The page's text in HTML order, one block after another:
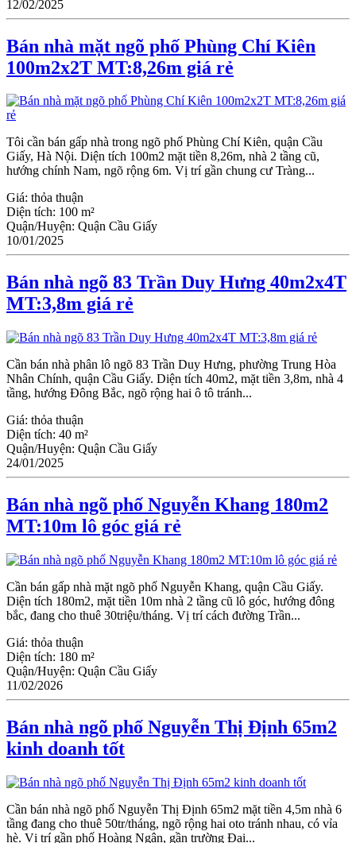
12/02/2025
Bán nhà mặt ngõ phố Phùng Chí Kiên
100m2x2T MT:8,26m giá rẻ
Tôi cần bán gấp nhà trong ngõ phố Phùng Chí Kiên, quận Cầu
Giấy, Hà Nội. Diện tích 100m2 mặt tiền 8,26m, nhà 2 tầng cũ,
hướng chính Nam, ngõ rộng 6m. Vị trí gần chung cư Tràng...
Giá: thỏa thuận
Diện tích: 100 m²
Quận/Huyện: Quận Cầu Giấy
10/01/2025
Bán nhà ngõ 83 Trần Duy Hưng 40m2x4T
MT:3,8m giá rẻ
Cần bán nhà phân lô ngõ 83 Trần Duy Hưng, phường Trung Hòa
Nhân Chính, quận Cầu Giấy. Diện tích 40m2, mặt tiền 3,8m, nhà 4
tầng, hướng Đông Bắc, ngõ rộng hai ô tô tránh...
Giá: thỏa thuận
Diện tích: 40 m²
Quận/Huyện: Quận Cầu Giấy
24/01/2025
Bán nhà ngõ phố Nguyễn Khang 180m2
MT:10m lô góc giá rẻ
Cần bán gấp nhà mặt ngõ phố Nguyễn Khang, quận Cầu Giấy.
Diện tích 180m2, mặt tiền 10m nhà 2 tầng cũ lô góc, hướng đông
bắc, đang cho thuê 30triệu/tháng. Vị trí cách đường Trần...
Giá: thỏa thuận
Diện tích: 180 m²
Quận/Huyện: Quận Cầu Giấy
11/02/2026
Bán nhà ngõ phố Nguyễn Thị Định 65m2
kinh doanh tốt
Cần bán nhà ngõ phố Nguyễn Thị Định 65m2 mặt tiền 4,5m nhà 6
tầng đang cho thuê 50tr/tháng, ngõ rộng hai oto tránh nhau, có vỉa
hè. Vị trí gần phố Hoàng Ngân, gần trường Đại...